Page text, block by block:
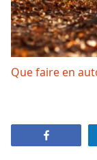
Que faire en